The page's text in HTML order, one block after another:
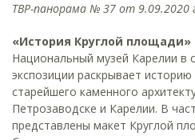
ТВР-панорама № 37 от 9.09.2020
«История Круглой площади»
Национальный музей Карелии в
экспозиции раскрывает
старейшего каменного
Петрозаводске и Карелии. В
представлены макет Круглой